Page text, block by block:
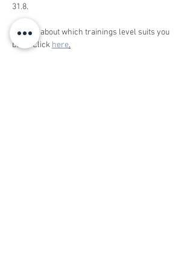
31.8.
Unsure about which trainings level suits you
best? Click here.